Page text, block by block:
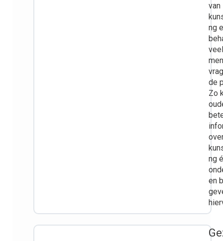
van
ng
de
Zo
ng
en